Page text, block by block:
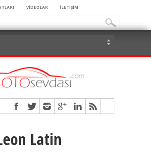
VİDEOLAR İLETİŞİM
Latin